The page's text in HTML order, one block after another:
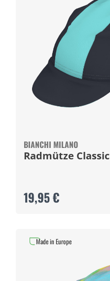
BIANCHI MILANO
Radmütze Classic
19,95 €
Made in Europe